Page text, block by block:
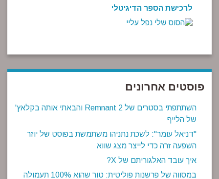
לרכישת הספר הדיגיטלי
פוסטים אחרונים
השתתפתי בסטרים של Remnant 2 והבאתי אותה בקלאץ'
של הלייף
"דניאל עומר": לשכת נתניהו משתמשת בפוסט של יוזר
השפעה זרה כדי לייצר מצג שווא
איך עובד האלגוריתם של X?
במסווה של פרשנות פוליטית: טור שהוא 100% תעמולה